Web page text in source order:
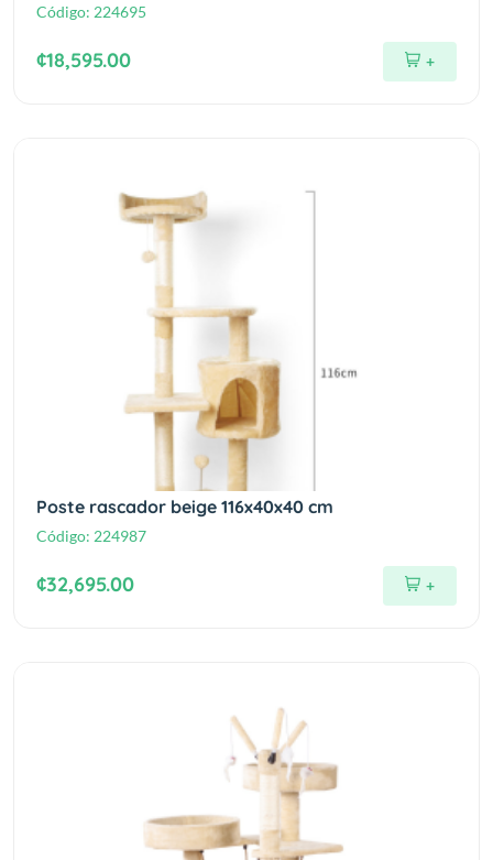
Código: 224695
¢18,595.00 +
Poste rascador beige 116x40x40 cm
Código: 224987
¢32,695.00 +